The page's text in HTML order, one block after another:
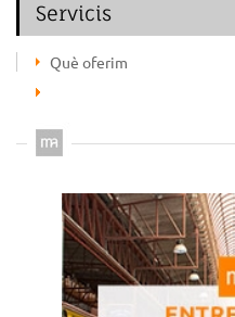
Servicis
Què oferim